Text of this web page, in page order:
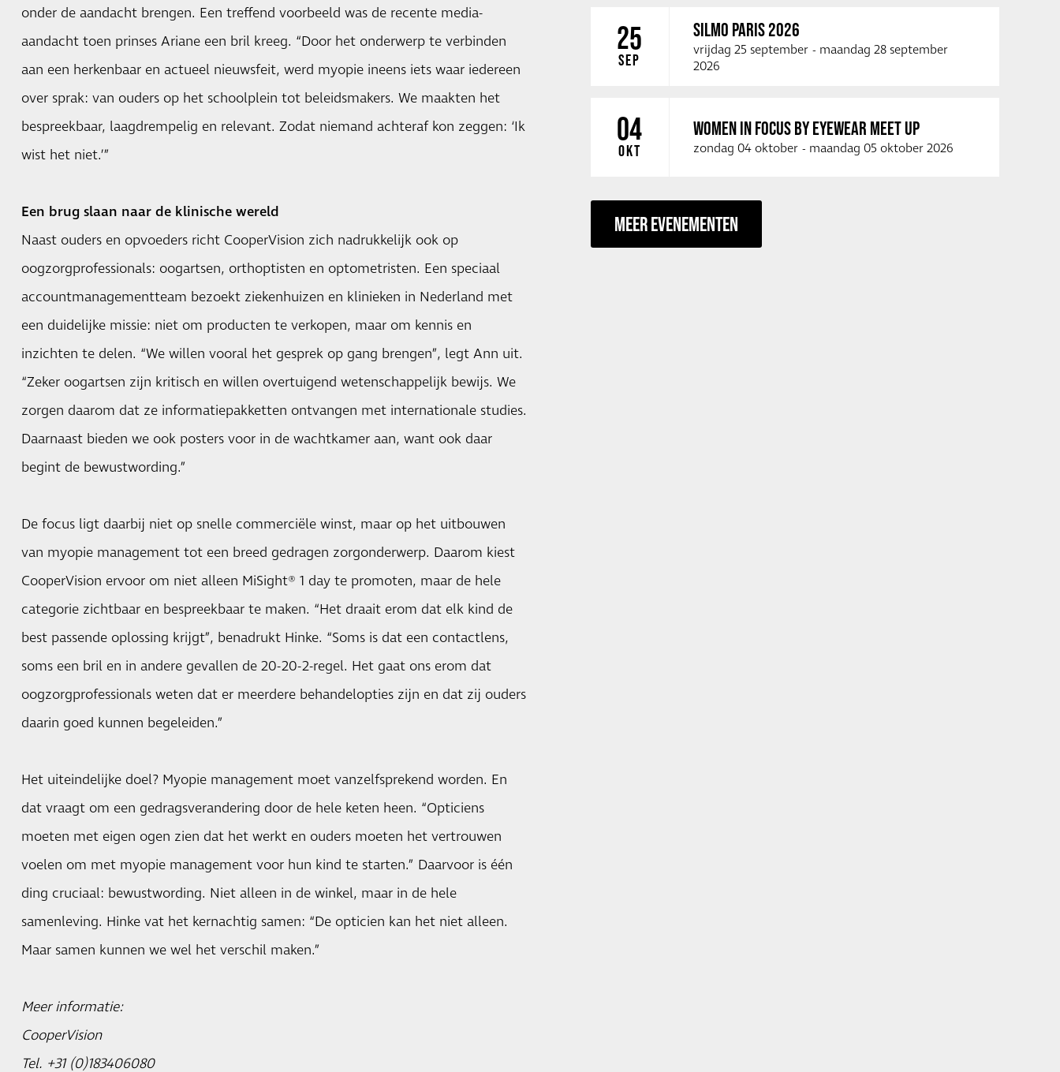
onder de aandacht brengen. Een treffend voorbeeld was de recente media-
aandacht toen prinses Ariane een bril kreeg. “Door het onderwerp te verbinden
aan een herkenbaar en actueel nieuwsfeit, werd myopie ineens iets waar iedereen
over sprak: van ouders op het schoolplein tot beleidsmakers. We maakten het
bespreekbaar, laagdrempelig en relevant. Zodat niemand achteraf kon zeggen: ‘Ik
wist het niet.’”
Een brug slaan naar de klinische wereld
Naast ouders en opvoeders richt CooperVision zich nadrukkelijk ook op
oogzorgprofessionals: oogartsen, orthoptisten en optometristen. Een speciaal
accountmanagementteam bezoekt ziekenhuizen en klinieken in Nederland met
een duidelijke missie: niet om producten te verkopen, maar om kennis en
inzichten te delen. “We willen vooral het gesprek op gang brengen”, legt Ann uit.
“Zeker oogartsen zijn kritisch en willen overtuigend wetenschappelijk bewijs. We
zorgen daarom dat ze informatiepakketten ontvangen met internationale studies.
Daarnaast bieden we ook posters voor in de wachtkamer aan, want ook daar
begint de bewustwording.”
De focus ligt daarbij niet op snelle commerciële winst, maar op het uitbouwen
van myopie management tot een breed gedragen zorgonderwerp. Daarom kiest
CooperVision ervoor om niet alleen MiSight® 1 day te promoten, maar de hele
categorie zichtbaar en bespreekbaar te maken. “Het draait erom dat elk kind de
best passende oplossing krijgt”, benadrukt Hinke. “Soms is dat een contactlens,
soms een bril en in andere gevallen de 20-20-2-regel. Het gaat ons erom dat
oogzorgprofessionals weten dat er meerdere behandelopties zijn en dat zij ouders
daarin goed kunnen begeleiden.”
Het uiteindelijke doel? Myopie management moet vanzelfsprekend worden. En
dat vraagt om een gedragsverandering door de hele keten heen. “Opticiens
moeten met eigen ogen zien dat het werkt en ouders moeten het vertrouwen
voelen om met myopie management voor hun kind te starten.” Daarvoor is één
ding cruciaal: bewustwording. Niet alleen in de winkel, maar in de hele
samenleving. Hinke vat het kernachtig samen: “De opticien kan het niet alleen.
Maar samen kunnen we wel het verschil maken.”
Meer informatie:
CooperVision
Tel. +31 (0)183406080
25
SEP
SILMO PARIS 2026
vrijdag 25 september - maandag 28 september
2026
04
OKT
WOMEN IN FOCUS BY EYEWEAR MEET UP
zondag 04 oktober - maandag 05 oktober 2026
MEER EVENEMENTEN